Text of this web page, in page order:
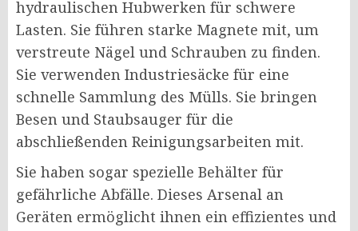
hydraulischen Hubwerken für schwere
Lasten. Sie führen starke Magnete mit, um
verstreute Nägel und Schrauben zu finden.
Sie verwenden Industriesäcke für eine
schnelle Sammlung des Mülls. Sie bringen
Besen und Staubsauger für die
abschließenden Reinigungsarbeiten mit.
Sie haben sogar spezielle Behälter für
gefährliche Abfälle. Dieses Arsenal an
Geräten ermöglicht ihnen ein effizientes und